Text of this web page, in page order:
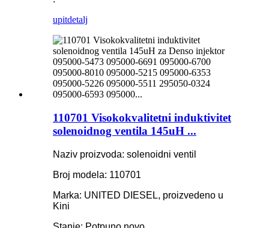
upitdetalj
110701 Visokokvalitetni induktivitet
solenoidnog ventila 145uH ...
Naziv proizvoda: solenoidni ventil
Broj modela: 110701
Marka: UNITED DIESEL, proizvedeno u
Kini